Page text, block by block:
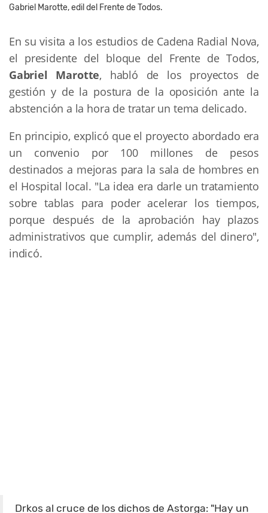
Gabriel Marotte, edil del Frente de Todos.
En su visita a los estudios de Cadena Radial Nova,
el presidente del bloque del Frente de Todos,
Gabriel Marotte, habló de los proyectos de
gestión y de la postura de la oposición ante la
abstención a la hora de tratar un tema delicado.
En principio, explicó que el proyecto abordado era
un convenio por 100 millones de pesos
destinados a mejoras para la sala de hombres en
el Hospital local. "La idea era darle un tratamiento
sobre tablas para poder acelerar los tiempos,
porque después de la aprobación hay plazos
administrativos que cumplir, además del dinero",
indicó.
Drkos al cruce de los dichos de Astorga: "Hay un